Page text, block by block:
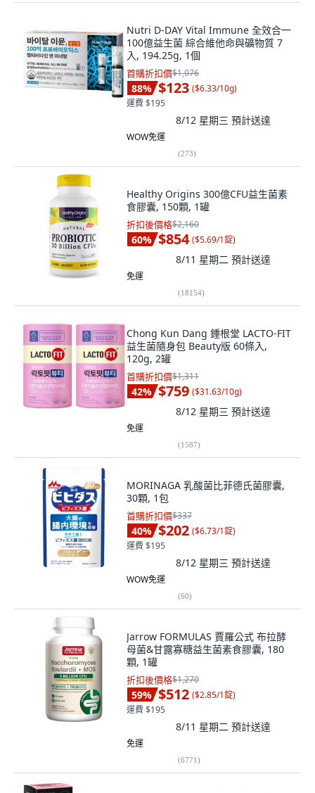
Nutri D-DAY Vital Immune 全效合一
100億益生菌 綜合維他命與礦物質 7
入, 194.25g, 1個
首購折扣價$1,076
88% $123 ($6.33/10g)
運費 $195
8/12 星期三 預計送達
WOW免運
(273)
Healthy Origins 300億CFU益生菌素
食膠囊, 150顆, 1罐
折扣後價格$2,160
60% $854 ($5.69/1錠)
8/11 星期二 預計送達
免運
(18154)
Chong Kun Dang 鍾根堂 LACTO-FIT
益生菌隨身包 Beauty版 60條入,
120g, 2罐
首購折扣價$1,311
42% $759 ($31.63/10g)
8/12 星期三 預計送達
免運
(1587)
MORINAGA 乳酸菌比菲德氏菌膠囊,
30顆, 1包
首購折扣價$337
40% $202 ($6.73/1錠)
運費 $195
8/12 星期三 預計送達
WOW免運
(60)
Jarrow FORMULAS 賈羅公式 布拉酵
母菌&甘露寡糖益生菌素食膠囊, 180
顆, 1罐
折扣後價格$1,270
59% $512 ($2.85/1錠)
運費 $195
8/11 星期二 預計送達
免運
(6771)